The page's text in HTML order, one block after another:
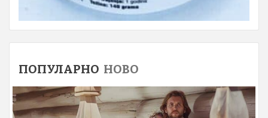
ПОПУЛАРНО НОВО